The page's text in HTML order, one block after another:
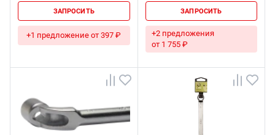
ЗАПРОСИТЬ
+1 предложение от 397 ₽
ЗАПРОСИТЬ
+2 предложения
от 1 755 ₽